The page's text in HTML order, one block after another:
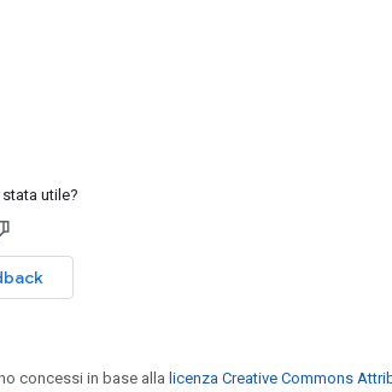
utile?
concessi in base alla licenza Creative Commons